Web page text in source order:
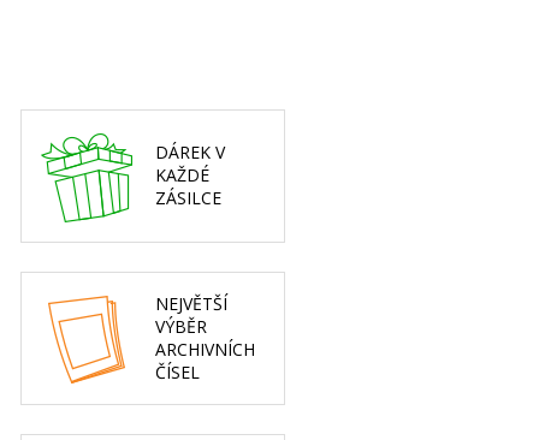
DÁREK V
KAŽDÉ
ZÁSILCE
NEJVĚTŠÍ
VÝBĚR
ARCHIVNÍCH
ČÍSEL